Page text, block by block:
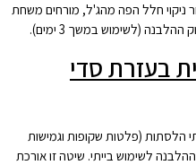
ניקוי חלל הפה מהג'ל, מורחים משחת
(לשימוש במשך 3 ימים).
בעזרת סדי
(פלטות שקופות וגמישות
לשימוש בייתי. שיטה זו אורכת